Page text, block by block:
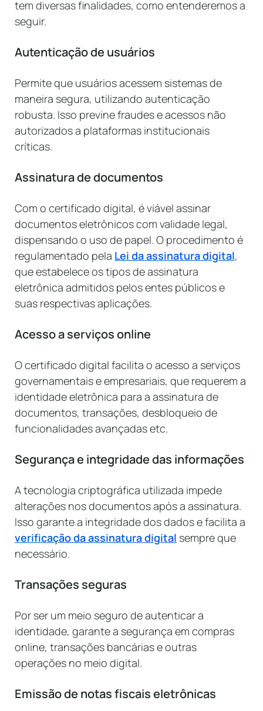
tem diversas finalidades, como entenderemos a
seguir.
Autenticação de usuários
Permite que usuários acessem sistemas de
maneira segura, utilizando autenticação
robusta. Isso previne fraudes e acessos não
autorizados a plataformas institucionais
críticas.
Assinatura de documentos
Com o certificado digital, é viável assinar
documentos eletrônicos com validade legal,
dispensando o uso de papel. O procedimento é
regulamentado pela Lei da assinatura digital,
que estabelece os tipos de assinatura
eletrônica admitidos pelos entes públicos e
suas respectivas aplicações.
Acesso a serviços online
O certificado digital facilita o acesso a serviços
governamentais e empresariais, que requerem a
identidade eletrônica para a assinatura de
documentos, transações, desbloqueio de
funcionalidades avançadas etc.
Segurança e integridade das informações
A tecnologia criptográfica utilizada impede
alterações nos documentos após a assinatura.
Isso garante a integridade dos dados e facilita a
verificação da assinatura digital sempre que
necessário.
Transações seguras
Por ser um meio seguro de autenticar a
identidade, garante a segurança em compras
online, transações bancárias e outras
operações no meio digital.
Emissãode notas fiscais eletrônicas